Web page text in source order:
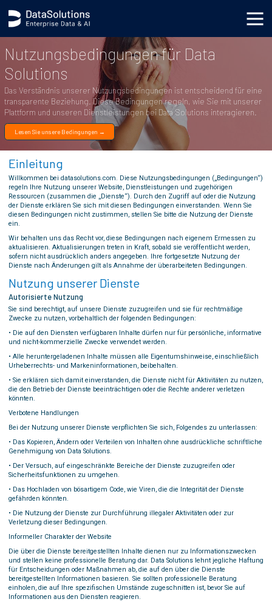
Nutzungsbedingungen für Data
Solutions
Das Verständnis unserer Nutzungsbedingungen ist entscheidend für eine
transparente Beziehung. Diese Bedingungen regeln, wie Sie mit unserer
Plattform und unseren Dienstleistungen bei Data Solutions interagieren.
Lesen Sie unsere Bedingungen →
Einleitung
Willkommen bei datasolutions.com. Diese Nutzungsbedingungen („Bedingungen“)
regeln Ihre Nutzung unserer Website, Dienstleistungen und zugehörigen
Ressourcen (zusammen die „Dienste“). Durch den Zugriff auf oder die Nutzung
der Dienste erklären Sie sich mit diesen Bedingungen einverstanden. Wenn Sie
diesen Bedingungen nicht zustimmen, stellen Sie bitte die Nutzung der Dienste
ein.
Wir behalten uns das Recht vor, diese Bedingungen nach eigenem Ermessen zu
aktualisieren. Aktualisierungen treten in Kraft, sobald sie veröffentlicht werden,
sofern nicht ausdrücklich anders angegeben. Ihre fortgesetzte Nutzung der
Dienste nach Änderungen gilt als Annahme der überarbeiteten Bedingungen.
Nutzung unserer Dienste
Autorisierte Nutzung
Sie sind berechtigt, auf unsere Dienste zuzugreifen und sie für rechtmäßige
Zwecke zu nutzen, vorbehaltlich der folgenden Bedingungen:
• Die auf den Diensten verfügbaren Inhalte dürfen nur für persönliche, informative
und nicht-kommerzielle Zwecke verwendet werden.
• Alle heruntergeladenen Inhalte müssen alle Eigentumshinweise, einschließlich
Urheberrechts- und Markeninformationen, beibehalten.
• Sie erklären sich damit einverstanden, die Dienste nicht für Aktivitäten zu nutzen,
die den Betrieb der Dienste beeinträchtigen oder die Rechte anderer verletzen
könnten.
Verbotene Handlungen
Bei der Nutzung unserer Dienste verpflichten Sie sich, Folgendes zu unterlassen:
• Das Kopieren, Ändern oder Verteilen von Inhalten ohne ausdrückliche schriftliche
Genehmigung von Data Solutions.
• Der Versuch, auf eingeschränkte Bereiche der Dienste zuzugreifen oder
Sicherheitsfunktionen zu umgehen.
• Das Hochladen von bösartigem Code, wie Viren, die die Integrität der Dienste
gefährden könnten.
• Die Nutzung der Dienste zur Durchführung illegaler Aktivitäten oder zur
Verletzung dieser Bedingungen.
Informeller Charakter der Website
Die über die Dienste bereitgestellten Inhalte dienen nur zu Informationszwecken
und stellen keine professionelle Beratung dar. Data Solutions lehnt jegliche Haftung
für Entscheidungen oder Maßnahmen ab, die auf den über die Dienste
bereitgestellten Informationen basieren. Sie sollten professionelle Beratung
einholen, die auf Ihre spezifischen Umstände zugeschnitten ist, bevor Sie auf
Informationen aus den Diensten reagieren.